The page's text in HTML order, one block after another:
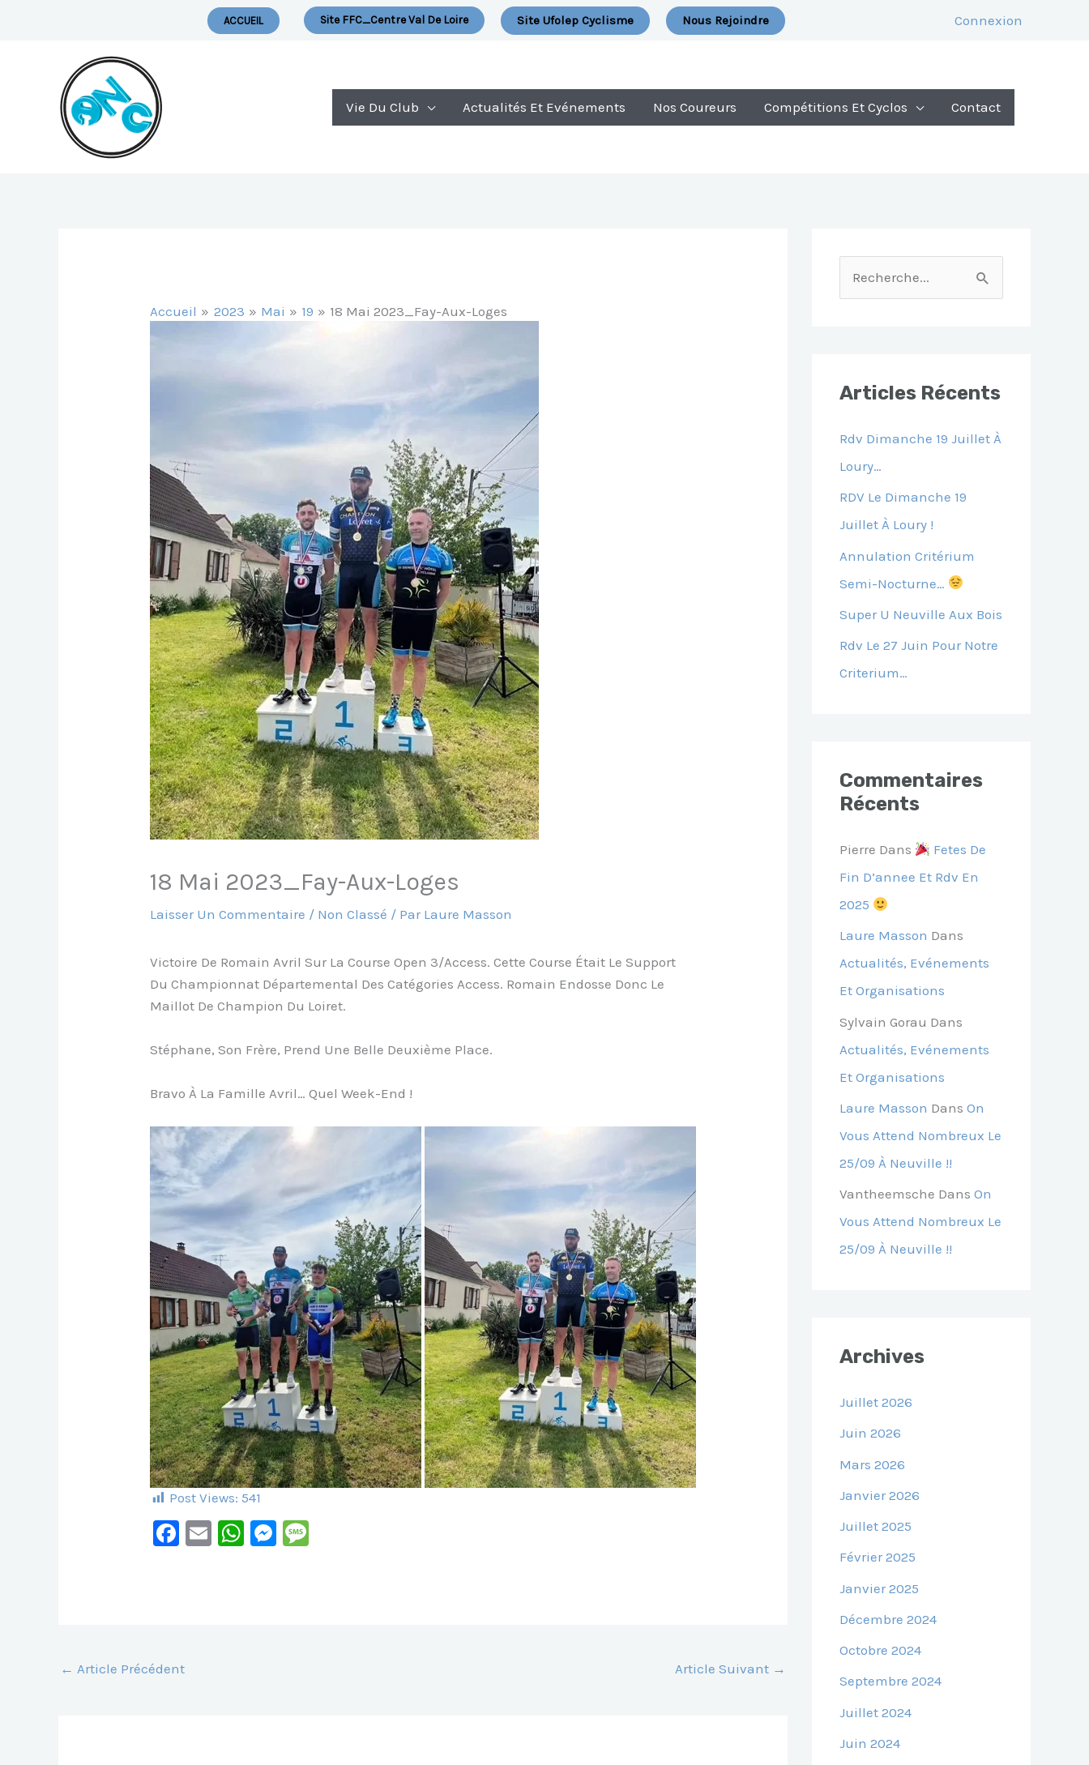
ACCUEIL Site FFC_Centre Val De Loire Site Ufolep Cyclisme Nous Rejoindre Connexion
Vie Du Club Actualités Et Evénements Nos Coureurs Compétitions Et Cyclos Contact
Accueil 2023 Mai 19 18 Mai 2023_Fay-Aux-Loges
18 Mai 2023_Fay-Aux-Loges
Laisser Un Commentaire / Non Classé / Par Laure Masson
Victoire De Romain Avril Sur La Course Open 3/Access. Cette Course Était Le Support
Du Championnat Départemental Des Catégories Access. Romain Endosse Donc Le
Maillot De Champion Du Loiret.
Stéphane, Son Frère, Prend Une Belle Deuxième Place.
Bravo À La Famille Avril… Quel Week-End !
Post Views: 541
F
O
E
W M
← Article Précédent Article Suivant →
E
C
H
E
R
Articles Récents
Rdv Dimanche 19 Juillet À
Loury…
RDV Le Dimanche 19
Juillet À Loury !
Annulation Critérium
Semi-Nocturne…
Super U Neuville Aux Bois
Rdv Le 27 Juin Pour Notre
Criterium…
Commentaires
Récents
Pierre Dans
Fetes De
Fin D’annee Et Rdv En
2025
Laure Masson Dans
Actualités, Evénements
Et Organisations
Sylvain Gorau Dans
Actualités, Evénements
Et Organisations
Laure Masson Dans On
Vous Attend Nombreux Le
25/09 À Neuville !!
Vantheemsche Dans On
Vous Attend Nombreux Le
25/09 À Neuville !!
Archives
Juillet 2026
Juin 2026
Mars 2026
Janvier 2026
Juillet 2025
Février 2025
Janvier 2025
Décembre 2024
Octobre 2024
Septembre 2024
Juillet 2024
Juin 2024